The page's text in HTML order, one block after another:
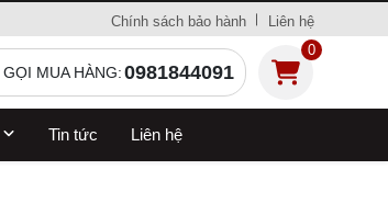
Chính sách bảo hành Liên hệ
GỌI MUA HÀNG:0981844091
0
Tin tức Liên hệ